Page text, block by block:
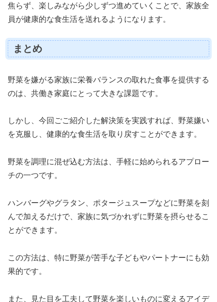
焦らず、楽しみながら少しずつ進めていくことで、家族全
員が健康的な食生活を送れるようになります。
まとめ
野菜を嫌がる家族に栄養バランスの取れた食事を提供する
のは、共働き家庭にとって大きな課題です。
しかし、今回ごご紹介した解決策を実践すれば、野菜嫌い
を克服し、健康的な食生活を取り戻すことができます。
野菜を調理に混ぜ込む方法は、手軽に始められるアプロー
チの一つです。
ハンバーグやグラタン、ポタージュスープなどに野菜を刻
んで加えるだけで、家族に気づかれずに野菜を摂らせるこ
とができます。
この方法は、特に野菜が苦手な子どもやパートナーにも効
果的です。
また、見た目を工夫して野菜を楽しいものに変えるアイデ